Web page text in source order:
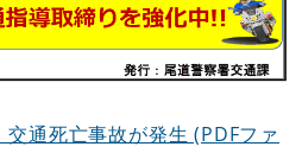
通死亡事故が発生 (PDFファ